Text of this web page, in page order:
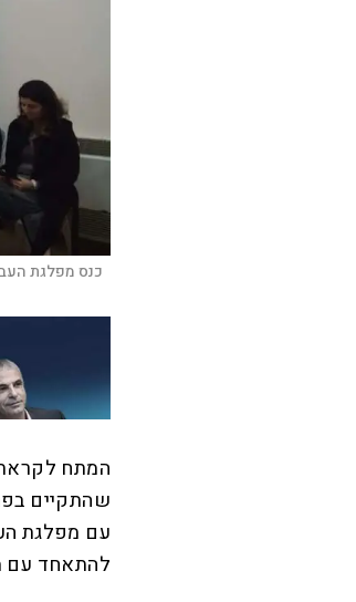
כנס מפלגת
המתח
שהתקיים
עם מפלגת
להתאחד עם